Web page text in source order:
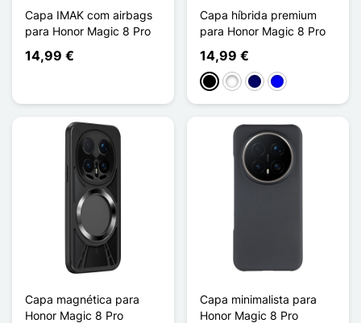
Capa IMAK com airbags
para Honor Magic 8 Pro
14,99 €
Capa híbrida premium
para Honor Magic 8 Pro
14,99 €
PretoBrancoAzul marinho
Azul
Capa magnética para
Honor Magic 8 Pro
Capa minimalista para
Honor Magic 8 Pro